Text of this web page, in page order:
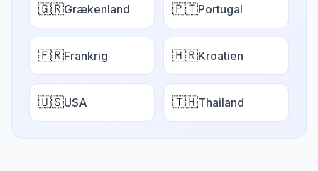
🇬🇷Grækenland 🇵🇹Portugal
🇫🇷Frankrig 🇭🇷Kroatien
🇺🇸USA 🇹🇭Thailand